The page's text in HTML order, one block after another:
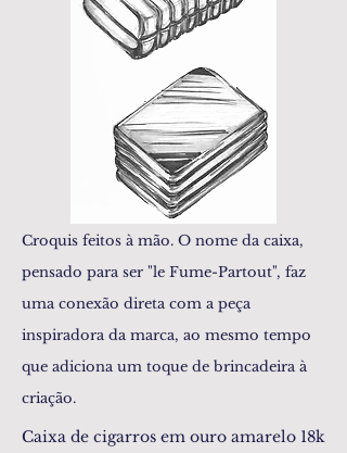
Croquis feitos à mão. O nome da caixa,
pensado para ser "le Fume-Partout", faz
uma conexão direta com a peça
inspiradora da marca, ao mesmo tempo
que adiciona um toque de brincadeira à
criação.
Caixa de cigarros em ouro amarelo 18k